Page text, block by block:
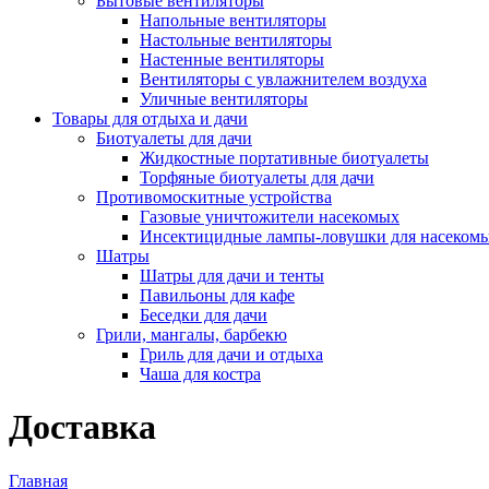
Напольные вентиляторы
Настольные вентиляторы
Настенные вентиляторы
Вентиляторы с увлажнителем воздуха
Уличные вентиляторы
Товары для отдыха и дачи
Биотуалеты для дачи
Жидкостные портативные биотуалеты
Торфяные биотуалеты для дачи
Противомоскитные устройства
Газовые уничтожители насекомых
Инсектицидные лампы-ловушки для
Шатры
Шатры для дачи и тенты
Павильоны для кафе
Беседки для дачи
Грили, мангалы, барбекю
Гриль для дачи и отдыха
Чаша для костра
Доставка
Главная